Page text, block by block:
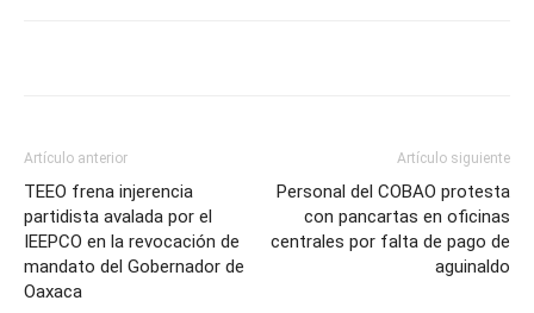
Artículo anterior
TEEO frena injerencia
partidista avalada por el
IEEPCO en la revocación de
mandato del Gobernador de
Oaxaca
Artículo siguiente
Personal del COBAO protesta
con pancartas en oficinas
centrales por falta de pago de
aguinaldo